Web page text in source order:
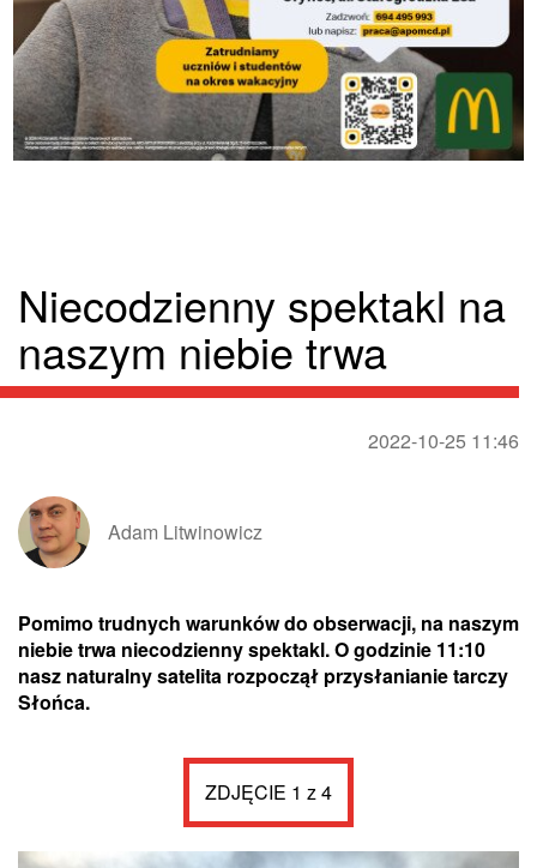
Niecodzienny spektakl na
naszym niebie trwa
2022-10-25 11:46
Adam Litwinowicz
Pomimo trudnych warunków do obserwacji, na naszym
niebie trwa niecodzienny spektakl. O godzinie 11:10
nasz naturalny satelita rozpoczął przysłanianie tarczy
Słońca.
ZDJĘCIE 1 z 4